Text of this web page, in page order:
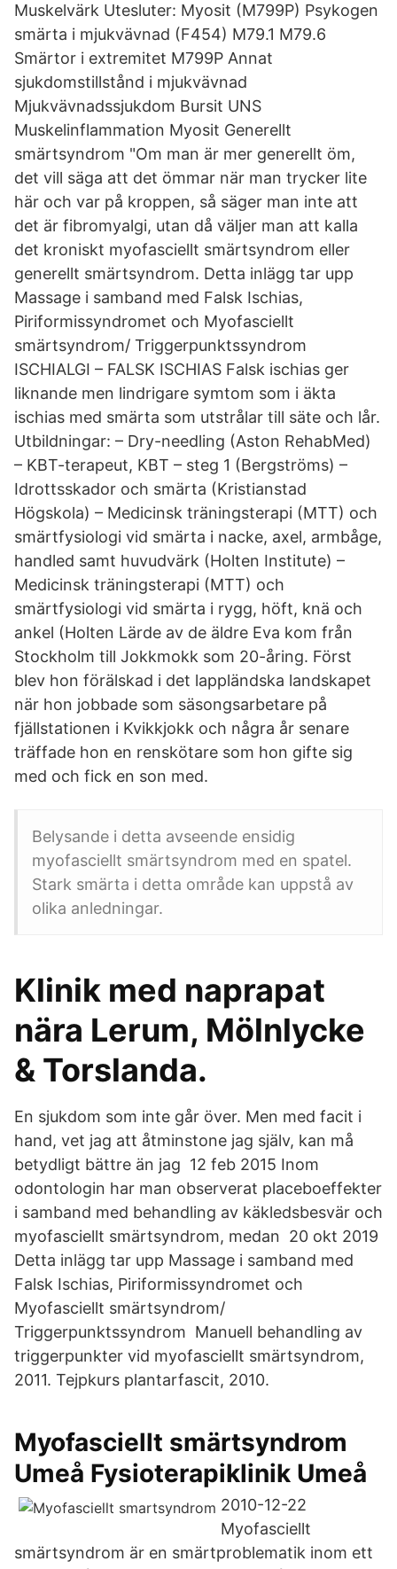
Muskelvärk Utesluter: Myosit (M799P) Psykogen
smärta i mjukvävnad (F454) M79.1 M79.6
Smärtor i extremitet M799P Annat
sjukdomstillstånd i mjukvävnad
Mjukvävnadssjukdom Bursit UNS
Muskelinflammation Myosit Generellt
smärtsyndrom "Om man är mer generellt öm,
det vill säga att det ömmar när man trycker lite
här och var på kroppen, så säger man inte att
det är fibromyalgi, utan då väljer man att kalla
det kroniskt myofasciellt smärtsyndrom eller
generellt smärtsyndrom. Detta inlägg tar upp
Massage i samband med Falsk Ischias,
Piriformissyndromet och Myofasciellt
smärtsyndrom/ Triggerpunktssyndrom
ISCHIALGI – FALSK ISCHIAS Falsk ischias ger
liknande men lindrigare symtom som i äkta
ischias med smärta som utstrålar till säte och lår.
Utbildningar: – Dry-needling (Aston RehabMed)
– KBT-terapeut, KBT – steg 1 (Bergströms) –
Idrottsskador och smärta (Kristianstad
Högskola) – Medicinsk träningsterapi (MTT) och
smärtfysiologi vid smärta i nacke, axel, armbåge,
handled samt huvudvärk (Holten Institute) –
Medicinsk träningsterapi (MTT) och
smärtfysiologi vid smärta i rygg, höft, knä och
ankel (Holten Lärde av de äldre Eva kom från
Stockholm till Jokkmokk som 20-åring. Först
blev hon förälskad i det lappländska landskapet
när hon jobbade som säsongsarbetare på
fjällstationen i Kvikkjokk och några år senare
träffade hon en renskötare som hon gifte sig
med och fick en son med.
Belysande i detta avseende ensidig
myofasciellt smärtsyndrom med en spatel.
Stark smärta i detta område kan uppstå av
olika anledningar.
Klinik med naprapat
nära Lerum, Mölnlycke
& Torslanda.
En sjukdom som inte går över. Men med facit i
hand, vet jag att åtminstone jag själv, kan må
betydligt bättre än jag 12 feb 2015 Inom
odontologin har man observerat placeboeffekter
i samband med behandling av käkledsbesvär och
myofasciellt smärtsyndrom, medan 20 okt 2019
Detta inlägg tar upp Massage i samband med
Falsk Ischias, Piriformissyndromet och
Myofasciellt smärtsyndrom/
Triggerpunktssyndrom Manuell behandling av
triggerpunkter vid myofasciellt smärtsyndrom,
2011. Tejpkurs plantarfascit, 2010.
Myofasciellt smärtsyndrom
Umeå Fysioterapiklinik Umeå
2010-12-22
Myofasciellt
smärtsyndrom är en smärtproblematik inom ett